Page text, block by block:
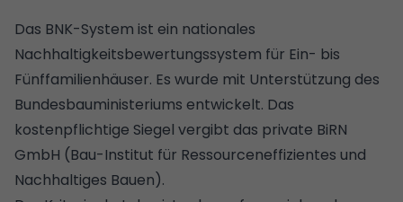
Das BNK-System ist ein nationales
Nachhaltigkeitsbewertungssystem für Ein- bis
Fünffamilienhäuser. Es wurde mit Unterstützung des
Bundesbauministeriums entwickelt. Das
kostenpflichtige Siegel vergibt das private BiRN
GmbH (Bau-Institut für Ressourceneffizientes und
Nachhaltiges Bauen).